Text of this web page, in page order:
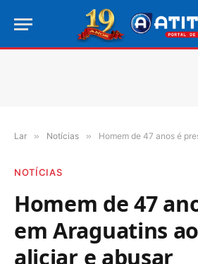
Lar » Notícias » Homem de 47 anos é preso em Araguatins ao tentar aliciar e
NOTÍCIAS
Homem de 47
em Araguatins
aliciar e abusar